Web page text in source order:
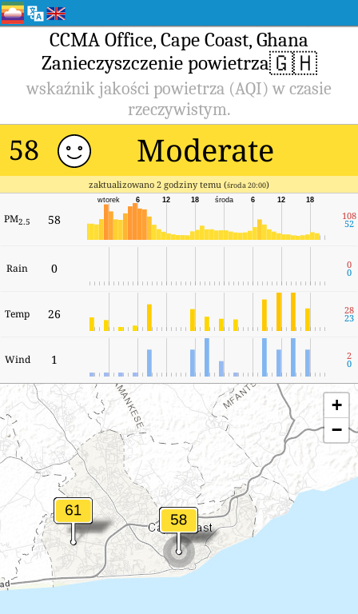
CCMA Office, Cape Coast, Ghana
Zanieczyszczenie powietrza🇬🇭
wskaźnik jakości powietrza (AQI) w czasie
rzeczywistym.
58 Moderate
zaktualizowano 2 godziny temu (środa 20:00)
PM2.5 58
18
12
6
środa
18
12
6
wtorek
108
52
Rain 0 0
0
Temp 26 28
23
Wind 1 2
0
+
−